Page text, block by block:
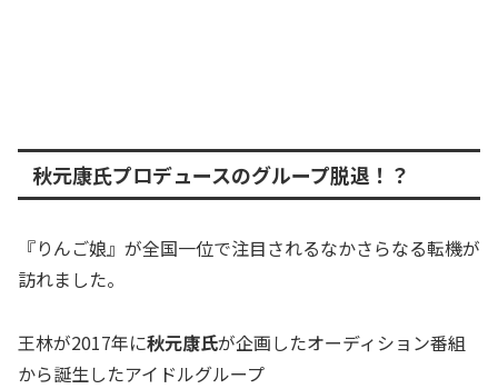
秋元康氏プロデュースのグループ脱退！？
『りんご娘』が全国一位で注目されるなかさらなる転機が
訪れました。
王林が2017年に秋元康氏が企画したオーディション番組
から誕生したアイドルグループ